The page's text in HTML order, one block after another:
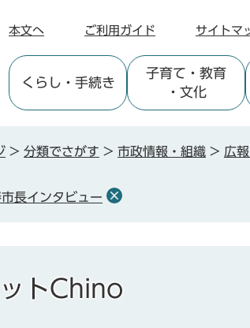
本文へ ご利用ガイド サイトマ
くらし ・手続き
子育て ・教育
・文化
> 分類でさがす > 市政情報・組織 > 広
長インタビュー
トChino